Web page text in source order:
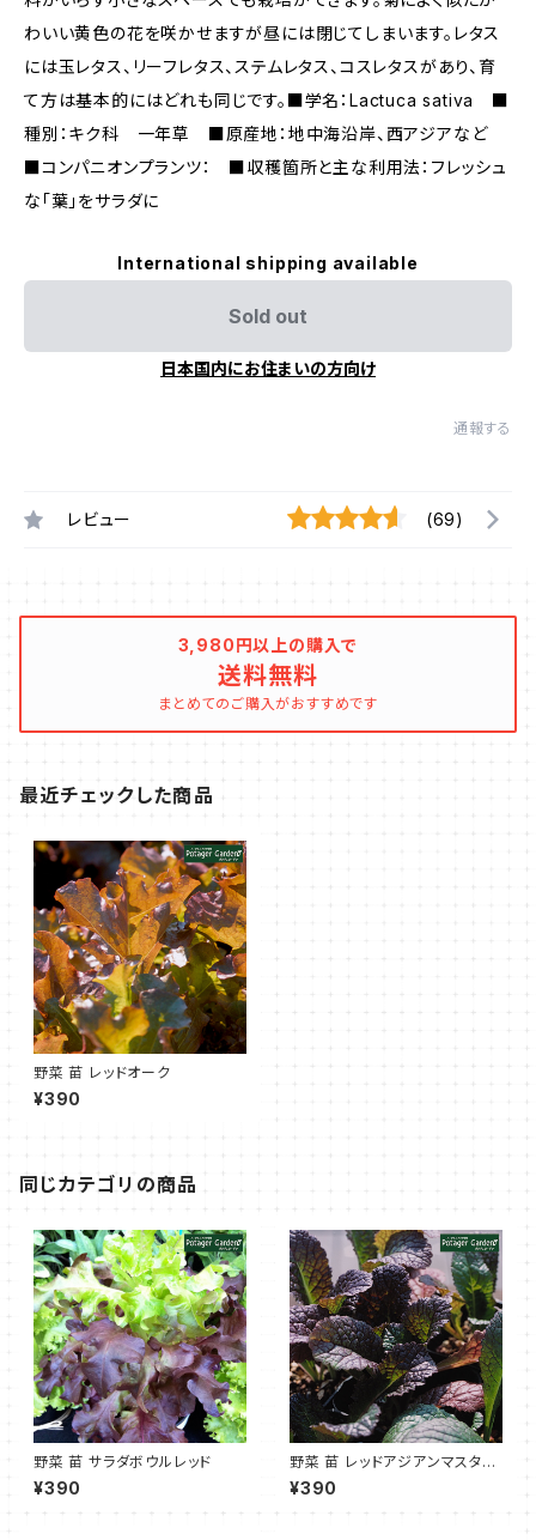
わいい黄色の花を咲かせますが昼には閉じてしまいます。レタス
には玉レタス、リーフレタス、ステムレタス、コスレタスがあり、育
て方は基本的にはどれも同じです。■学名：Lactuca sativa ■
種別：キク科 一年草 ■原産地：地中海沿岸、西アジアなど
■コンパニオンプランツ： ■収穫箇所と主な利用法：フレッシュ
な「葉」をサラダに
International shipping available
Sold out
日本国内にお住まいの方向け
通報する
レビュー (69)
3,980円以上の購入で
送料無料
まとめてのご購入がおすすめです
最近チェックした商品
野菜 苗 レッドオーク
¥390
同じカテゴリの商品
野菜 苗 サラダボウルレッド
¥390
野菜 苗 レッドアジアンマスター
ド
¥390